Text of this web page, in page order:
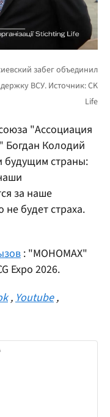
"Ассоциация
Богдан Колодий
будущим страны:
за наше
не будет страха.
: "МОНОМАХ"
Expo 2026.
, Youtube ,